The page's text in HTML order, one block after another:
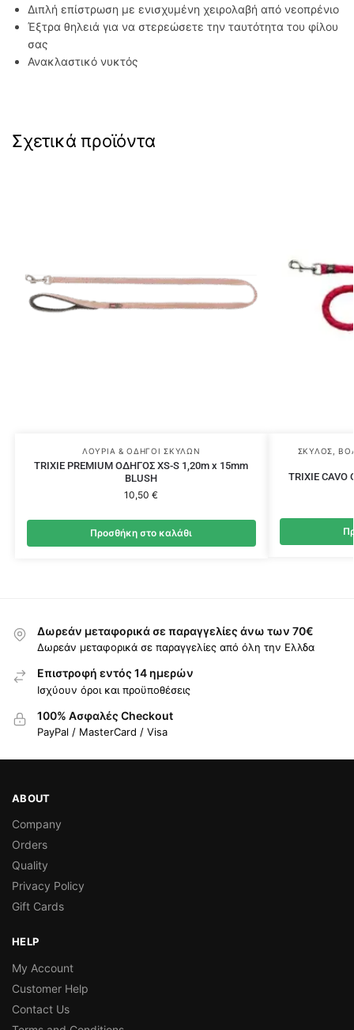
Διπλή επίστρωση με ενισχυμένη χειρολαβή από νεοπρένιο
Έξτρα θηλειά για να στερεώσετε την ταυτότητα του φίλου
σας
Ανακλαστικό νυκτός
Σχετικά προϊόντα
ΛΟΥΡΙΆ & ΟΔΗΓΟΊ ΣΚΎΛΩΝ
TRIXIE PREMIUM ΟΔΗΓΟΣ XS-S 1,20m x 15mm
BLUSH
10,50€
Προσθήκη στο καλάθι
ΣΚΎΛΟΣ
TRIXIE
Δωρεάν μεταφορικά σε παραγγελίες άνω των 70€
Δωρεάν μεταφορικά σε παραγγελίες από όλη την Ελλδα
Επιστροφή εντός 14 ημερών
Ισχύουν όροι και προϋποθέσεις
100% Ασφαλές Checkout
PayPal / MasterCard / Visa
ABOUT
Company
Orders
Quality
Privacy Policy
Gift Cards
HELP
My Account
Customer Help
Contact Us